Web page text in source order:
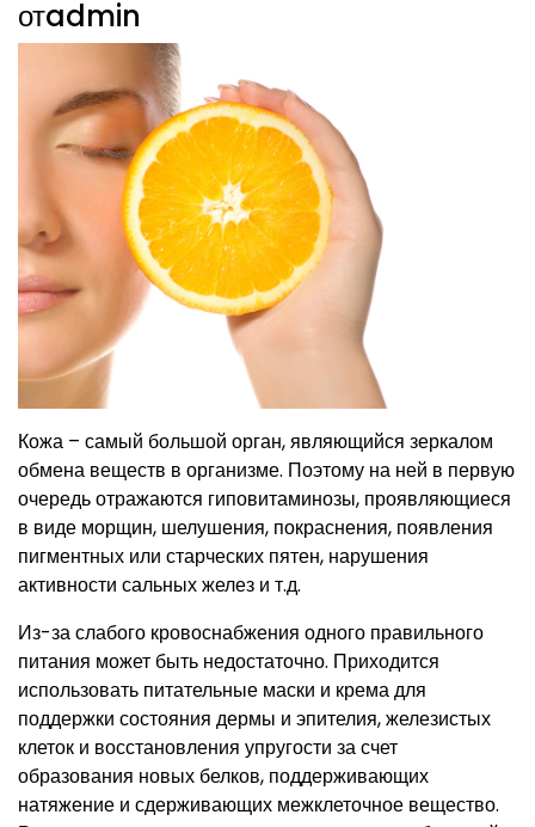
отadmin
Кожа – самый большой орган, являющийся зеркалом
обмена веществ в организме. Поэтому на ней в первую
очередь отражаются гиповитаминозы, проявляющиеся
в виде морщин, шелушения, покраснения, появления
пигментных или старческих пятен, нарушения
активности сальных желез и т.д.
Из-за слабого кровоснабжения одного правильного
питания может быть недостаточно. Приходится
использовать питательные маски и крема для
поддержки состояния дермы и эпителия, железистых
клеток и восстановления упругости за счет
образования новых белков, поддерживающих
натяжение и сдерживающих межклеточное вещество.